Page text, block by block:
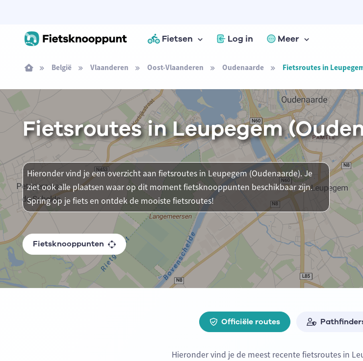
Fietsen Log in Meer
België Vlaanderen Oost-Vlaanderen Oudenaarde Fietsroutes in
Fietsroutes in Leupegem
Hieronder vind je een overzicht aan fietsroutes in Leupegem (Oudenaarde). Je
ziet ook alle plaatsen waar op dit moment fietsknooppunten beschikbaar zijn.
Spring op je fiets en ontdek de mooiste fietsroutes!
Fietsknooppunten
Officiële routes
Hieronder vind je de meest recente fietsroutes in